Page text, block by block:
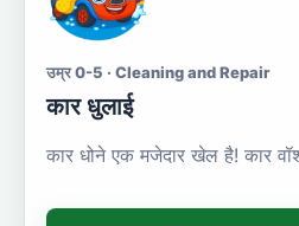
उम्र 0-5 · Cleaning and Repair
कार धुलाई
कार धोने एक मजेदार खेल है! कार